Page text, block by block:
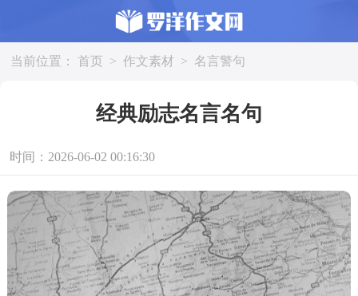
当前位置： 首页 > 作文素材 > 名言警句
经典励志名言名句
时间：2026-06-02 00:16:30